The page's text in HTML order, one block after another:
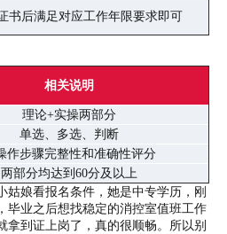
书后满足对应工作年限要求即可
相关说明
理论+实操两部分
单选、多选、判断
作步骤完整性和准确性评分
两部分均达到60分及以上
姑娘看报名条件，她是中专学历，刚
毕业之后想找稳定的消控室值班工作
拿到证上岗了，真的很顺畅。所以别